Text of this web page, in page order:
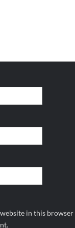
website in this browser